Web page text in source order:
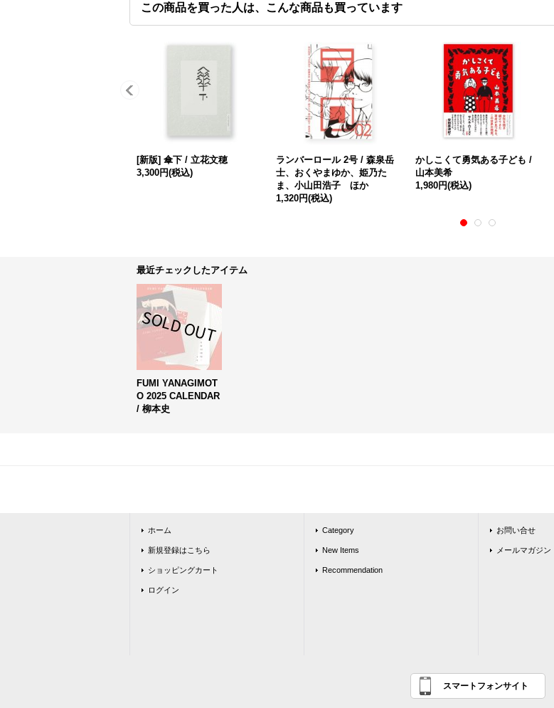
この商品を買った人は、こんな商品も買っています
[新版] 傘下 / 立花文穂
3,300円(税込)
ランバーロール 2号 / 森泉岳
士、おくやまゆか、姫乃た
ま、小山田浩子 ほか
1,320円(税込)
かしこくて勇気ある子ども /
山本美希
1,980円(税込)
最近チェックしたアイテム
FUMI YANAGIMOT
O 2025 CALENDAR
/ 柳本史
ホーム
新規登録はこちら
ショッピングカート
ログイン
Category
New Items
Recommendation
お問い合せ
メールマガジン
スマートフォンサイト